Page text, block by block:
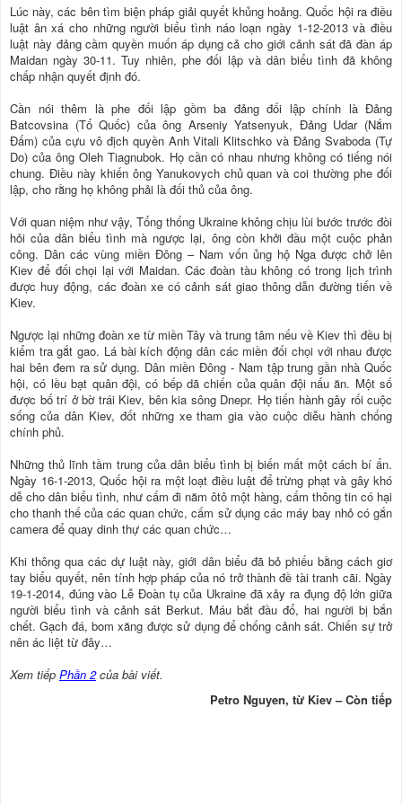
Lúc này, các bên tìm biện pháp giải quyết khủng hoảng. Quốc hội ra điều
luật ân xá cho những người biểu tình náo loạn ngày 1-12-2013 và điều
luật này đảng cầm quyền muốn áp dụng cả cho giới cảnh sát đã đàn áp
Maidan ngày 30-11. Tuy nhiên, phe đối lập và dân biểu tình đã không
chấp nhận quyết định đó.
Cần nói thêm là phe đối lập gồm ba đảng đối lập chính là Đảng
Batcovsina (Tổ Quốc) của ông Arseniy Yatsenyuk, Đảng Udar (Nắm
Đấm) của cựu vô địch quyền Anh Vitali Klitschko và Đảng Svaboda (Tự
Do) của ông Oleh Tiagnubok. Họ cần có nhau nhưng không có tiếng nói
chung. Điều này khiến ông Yanukovych chủ quan và coi thường phe đối
lập, cho rằng họ không phải là đối thủ của ông.
Với quan niệm như vậy, Tổng thống Ukraine không chịu lùi bước trước đòi
hỏi của dân biểu tình mà ngược lại, ông còn khởi đầu một cuộc phản
công. Dân các vùng miền Đông – Nam vốn ủng hộ Nga được chở lên
Kiev để đối chọi lại với Maidan. Các đoàn tàu không có trong lịch trình
được huy động, các đoàn xe có cảnh sát giao thông dẫn đường tiến về
Kiev.
Ngược lại những đoàn xe từ miền Tây và trung tâm nếu về Kiev thì đều bị
kiểm tra gắt gao. Lá bài kích động dân các miền đối chọi với nhau được
hai bên đem ra sử dụng. Dân miền Đông - Nam tập trung gần nhà Quốc
hội, có lều bạt quân đội, có bếp dã chiến của quân đội nấu ăn. Một số
được bố trí ở bờ trái Kiev, bên kia sông Dnepr. Họ tiến hành gây rối cuộc
sống của dân Kiev, đốt những xe tham gia vào cuộc diễu hành chống
chính phủ.
Những thủ lĩnh tầm trung của dân biểu tình bị biến mất một cách bí ẩn.
Ngày 16-1-2013, Quốc hội ra một loạt điều luật để trừng phạt và gây khó
dễ cho dân biểu tình, như cấm đi năm ôtô một hàng, cấm thông tin có hại
cho thanh thế của các quan chức, cấm sử dụng các máy bay nhỏ có gắn
camera để quay dinh thự các quan chức…
Khi thông qua các dự luật này, giới dân biểu đã bỏ phiếu bằng cách giơ
tay biểu quyết, nên tính hợp pháp của nó trở thành đề tài tranh cãi. Ngày
19-1-2014, đúng vào Lễ Đoàn tụ của Ukraine đã xảy ra đụng độ lớn giữa
người biểu tình và cảnh sát Berkut. Máu bắt đầu đổ, hai người bị bắn
chết. Gạch đá, bom xăng được sử dụng để chống cảnh sát. Chiến sự trở
nên ác liệt từ đây…
Xem tiếp Phần 2của bài viết.
Petro Nguyen, từ Kiev – Còn tiếp